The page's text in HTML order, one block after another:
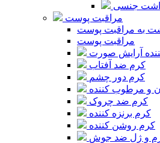
جنسی
مراقبت پوست
به مراقبت پوست
مراقبت پوست
آرایش صورت
کرم ضد آفتاب
کرم دور چشم
و مرطوب کننده
کرم ضد چروک
کرم برنزه کننده
کرم روشن کننده
و ژل ضد جوش